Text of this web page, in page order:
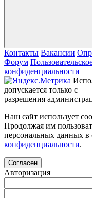
Контакты Вакансии
Форум
конфиденциальности
допускается только с
разрешения
Наш сайт использует
Продолжая им
персональных данных в
конфиденциальности.
Согласен
Авторизация